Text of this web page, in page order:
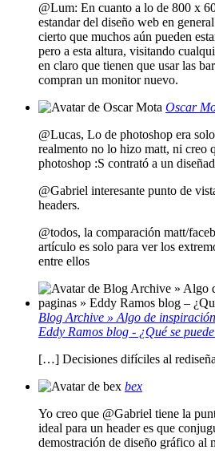
@Lum: En cuanto a lo de 800 x
estandar del diseño web en
cierto que muchos aún pueden
pero a esta altura, visitando
en claro que tienen que usar las
compran un monitor nuevo.
Oscar
@Lucas, Lo de photoshop era
realmento no lo hizo matt, ni creo
photoshop :S contrató a un
@Gabriel interesante punto de
headers.
@todos, la comparación matt/
artículo es solo para ver los
entre ellos
Blog Archive » Algo de
Eddy Ramos blog - ¿Qué se
[…] Decisiones difíciles al
bex
Yo creo que @Gabriel tiene la
ideal para un header es que
demostración de diseño gráfico al